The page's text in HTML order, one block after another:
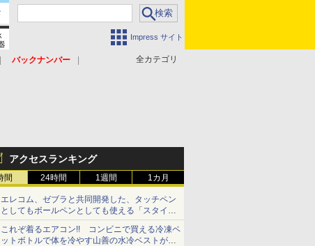
Impress サイト
全カテゴリ
バックナンバー
アクセスランキング
間 24時間 1週間 1カ月
エレコム、ゼブラと共同開発した、タッチペン
としてもボールペンとしても使える「スタイラ
スツーウェイ」発売 iPadにも紙にも、持ち替
えずに書き込める
これぞ着るエアコン!! コンビニで買える冷凍ペ
ットボトルで体を冷やす山善の水冷ベストがロ